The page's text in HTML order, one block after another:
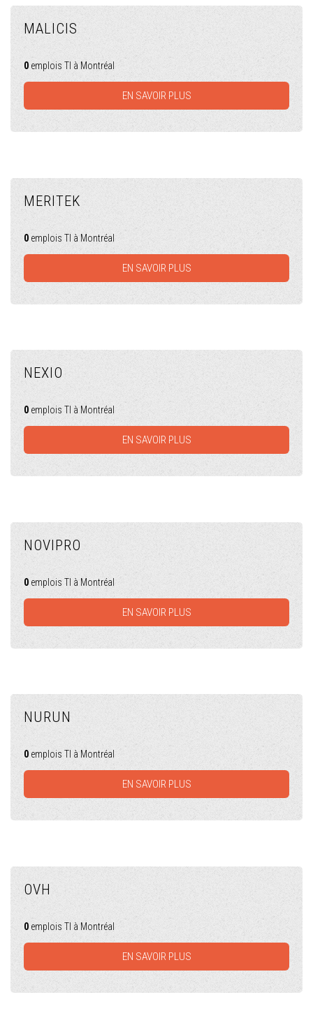
MALICIS
0 emplois TI à Montréal
EN SAVOIR PLUS
MERITEK
0 emplois TI à Montréal
EN SAVOIR PLUS
NEXIO
0 emplois TI à Montréal
EN SAVOIR PLUS
NOVIPRO
0 emplois TI à Montréal
EN SAVOIR PLUS
NURUN
0 emplois TI à Montréal
EN SAVOIR PLUS
OVH
0 emplois TI à Montréal
EN SAVOIR PLUS